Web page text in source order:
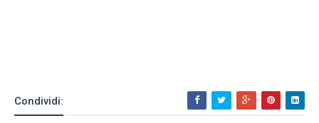
Condividi: